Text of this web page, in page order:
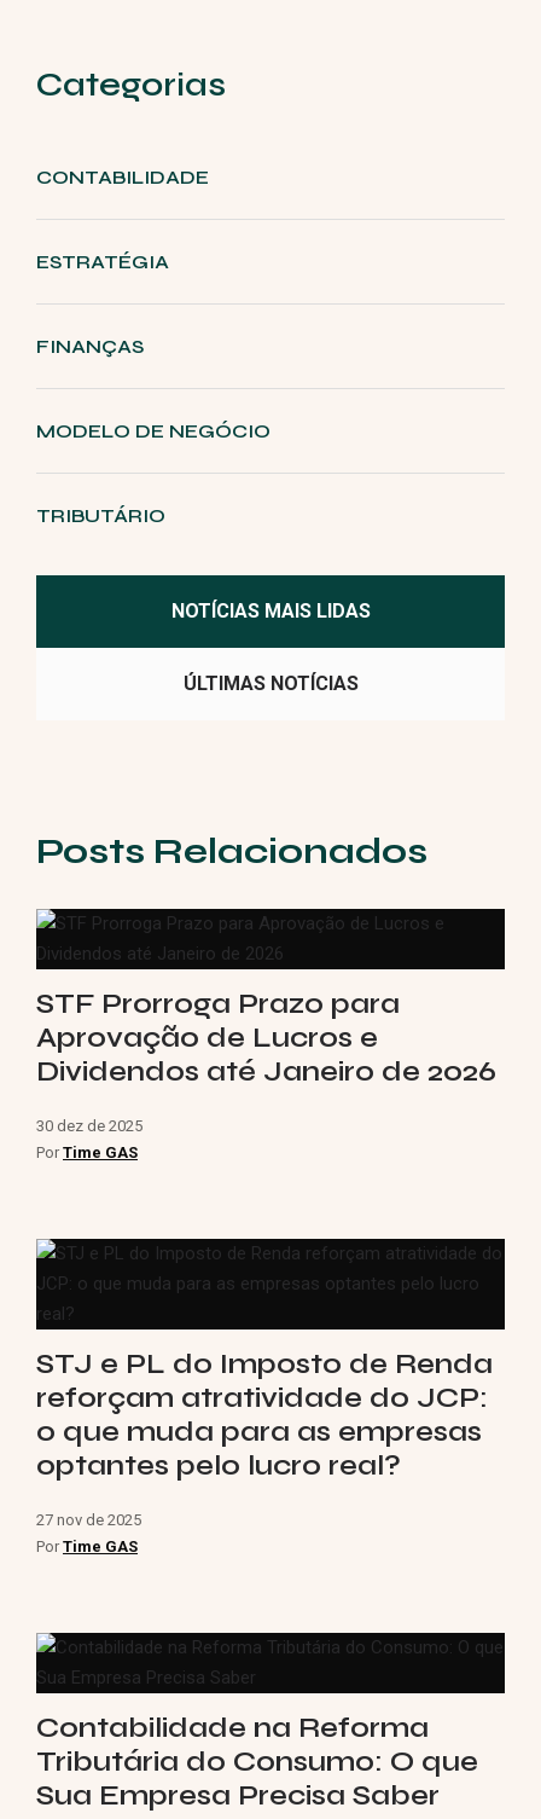
Categorias
CONTABILIDADE
ESTRATÉGIA
FINANÇAS
MODELO DE NEGÓCIO
TRIBUTÁRIO
NOTÍCIAS MAIS LIDAS
ÚLTIMAS NOTÍCIAS
Posts Relacionados
STF Prorroga Prazo para
Aprovação de Lucros e
Dividendos até Janeiro de 2026
30 dez de 2025
Por Time GAS
STJ e PL do Imposto de Renda
reforçam atratividade do JCP:
o que muda para as empresas
optantes pelo lucro real?
27 nov de 2025
Por Time GAS
Contabilidade na Reforma
Tributária do Consumo: O que
Sua Empresa Precisa Saber